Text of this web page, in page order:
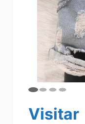
Visitar